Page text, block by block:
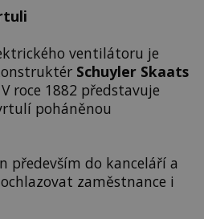
ventilátoru je
Schuyler Skaats
roce 1882 představuje
poháněnou
především do kanceláří a
zaměstnance i